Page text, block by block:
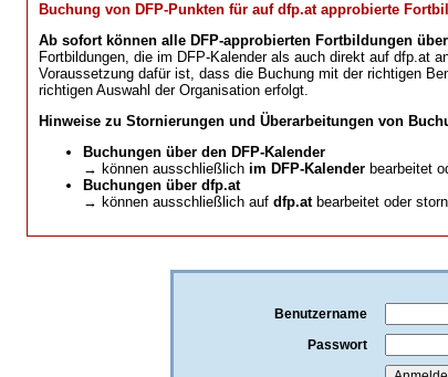
Buchung von DFP-Punkten für auf dfp.at approbierte
Ab sofort können alle DFP-approbierten Fortbildungen
Fortbildungen, die im DFP-Kalender als auch direkt auf dfp.at
Voraussetzung dafür ist, dass die Buchung mit der richtigen
richtigen Auswahl der Organisation erfolgt.
Hinweise zu Stornierungen und Überarbeitungen von
Buchungen über den DFP-Kalender
→ können ausschließlich im DFP-Kalender bearbeitet
Buchungen über dfp.at
→ können ausschließlich auf dfp.atbearbeitet oder
Benutzername
Passwort